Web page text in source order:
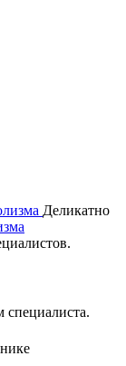
Деликатно
специалиста.